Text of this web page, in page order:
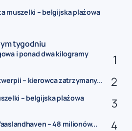
muszelki – belgijska plażowa
tygodniu
i ponad dwa kilogramy
– kierowca zatrzymany...
– belgijska plażowa
– 48 milionów...